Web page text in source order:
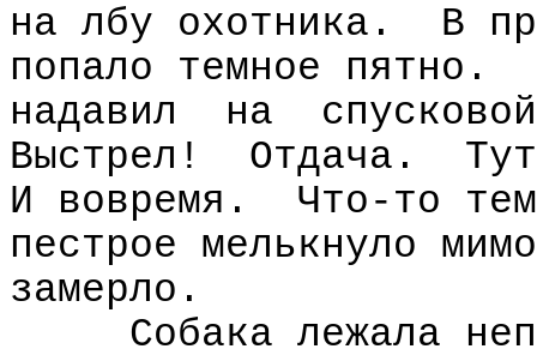
на лбу охотника.
В
попало темное пятно.
надавил
на
спусковой
Выстрел!
Отдача.
Тут
И вовремя.
Что-то
пестрое мелькнуло
замерло.
Собака лежала